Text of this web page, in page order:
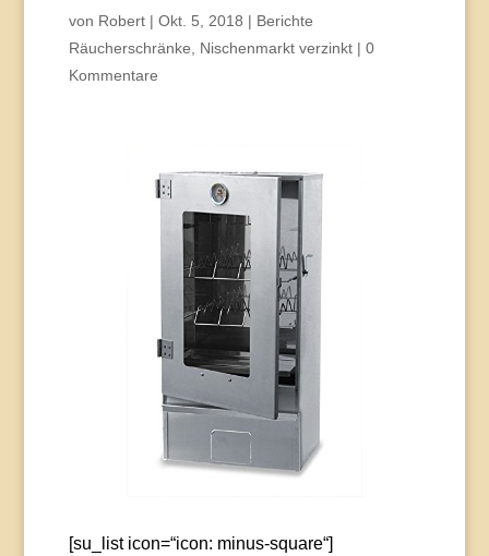
von Robert| Okt. 5, 2018 | Berichte
Räucherschränke
Nischenmarkt verzinkt| 0
Kommentare
[su_list icon=“icon: minus-square“]